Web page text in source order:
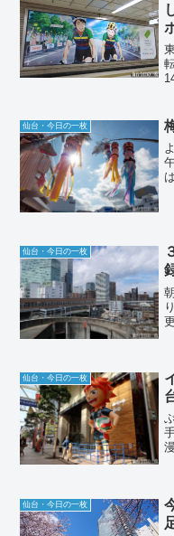
仙台・今日の一枚
仙台・今日の一枚
仙台・今日の一枚
仙台・今日の一枚